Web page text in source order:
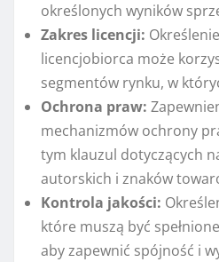
określonych wyników
Zakres licencji:
licencjobiorca może
segmentów rynku, w
Ochrona praw:
mechanizmów ochrony
tym klauzul dotyczących
autorskich i znaków
Kontrola jakości:
które muszą być
aby zapewnić spójność i